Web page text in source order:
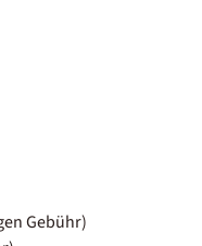
Gebühr)